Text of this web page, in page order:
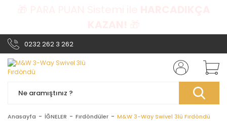
0232 262 3 262
Anasayfa İĞNELER Fırdöndüler M&W 3-Way Swivel 3lü Fırdöndü